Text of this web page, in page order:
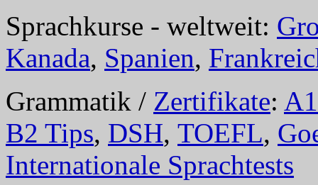
Sprachkurse - weltweit:
Kanada, Spanien,
Grammatik / Zertifikate: A1
B2 Tips, DSH, TOEFL,
Internationale Sprachtests